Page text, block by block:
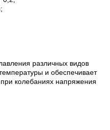
различных видов
и обеспечивает
колебаниях напряжения